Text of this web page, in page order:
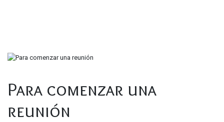
Para comenzar una
reunión